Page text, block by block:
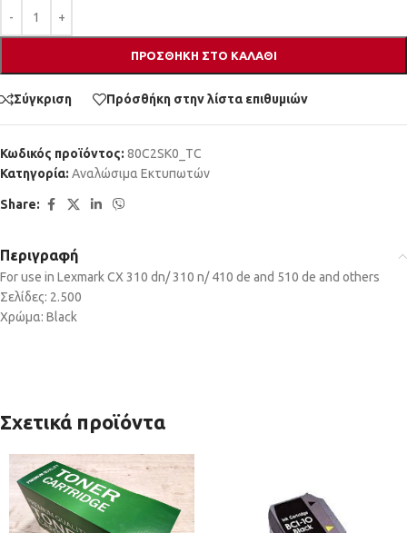
ΠΡΟΣΘΉΚΗ ΣΤΟ ΚΑΛΆΘΙ
Σύγκριση Πρόσθήκη στην λίστα επιθυμιών
Κωδικός προϊόντος: 80C2SK0_TC
Κατηγορία: Αναλώσιμα Εκτυπωτών
Share:
Περιγραφή
For use in Lexmark CX 310 dn/ 310 n/ 410 de and 510 de and others
Σελίδες: 2.500
Χρώμα: Black
Σχετικά προϊόντα